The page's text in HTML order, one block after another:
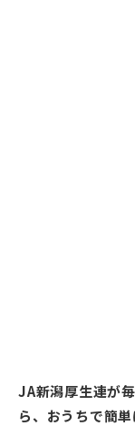
JA新潟厚生連が
ら、おうちで簡